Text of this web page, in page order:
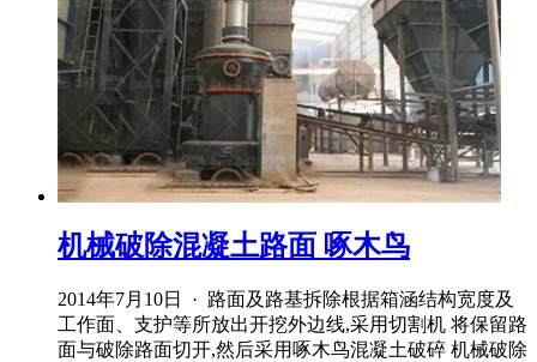
机械破除混凝土路面 啄木鸟
2014年7月10日 · 路面及路基拆除根据箱涵结构宽度及
工作面、支护等所放出开挖外边线,采用切割机 将保留路
面与破除路面切开,然后采用啄木鸟混凝土破碎 机械破除